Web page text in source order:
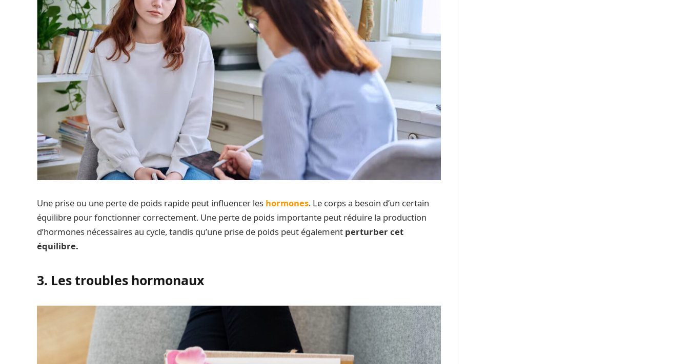
Une prise ou une perte de poids rapide peut influencer les hormones. Le corps a besoin d’un certain
équilibre pour fonctionner correctement. Une perte de poids importante peut réduire la production
d’hormones nécessaires au cycle, tandis qu’une prise de poids peut également perturber cet
équilibre.
3. Les troubles hormonaux